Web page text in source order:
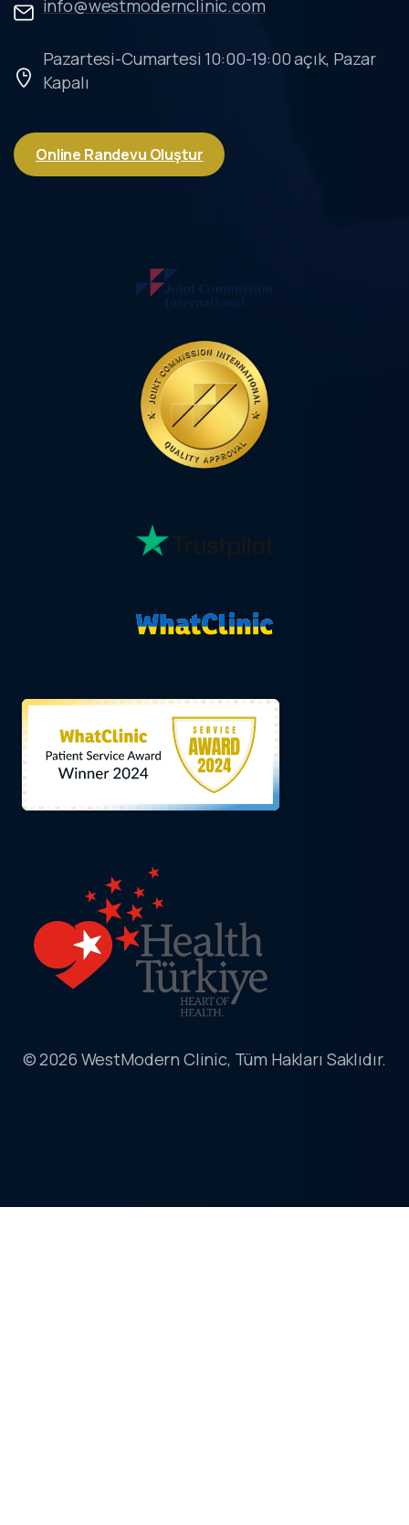
info@westmodernclinic.com
Pazartesi-Cumartesi 10:00-19:00 açık, Pazar
Kapalı
Online Randevu Oluştur
© 2026 WestModern Clinic, Tüm Hakları Saklıdır.